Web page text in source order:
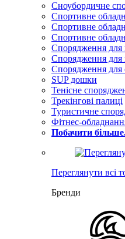
Сноубордичне
Спортивне
Спортивне
Спортивне
Спорядження для
Спорядження для
Спорядження для
SUP дошки
Тенісне
Трекінгові палиці
Туристичне
Фітнес-
Побачити
Переглянути всі
Бренди